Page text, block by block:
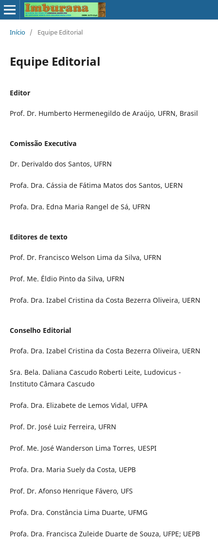
Início / Equipe Editorial
Equipe Editorial
Editor
Prof. Dr. Humberto Hermenegildo de Araújo, UFRN, Brasil
Comissão Executiva
Dr. Derivaldo dos Santos, UFRN
Profa. Dra. Cássia de Fátima Matos dos Santos, UERN
Profa. Dra. Edna Maria Rangel de Sá, UFRN
Editores de texto
Prof. Dr. Francisco Welson Lima da Silva, UFRN
Prof. Me. Éldio Pinto da Silva, UFRN
Profa. Dra. Izabel Cristina da Costa Bezerra Oliveira, UERN
Conselho Editorial
Profa. Dra. Izabel Cristina da Costa Bezerra Oliveira, UERN
Sra. Bela. Daliana Cascudo Roberti Leite, Ludovicus -
Instituto Câmara Cascudo
Profa. Dra. Elizabete de Lemos Vidal, UFPA
Prof. Dr. José Luiz Ferreira, UFRN
Prof. Me. José Wanderson Lima Torres, UESPI
Profa. Dra. Maria Suely da Costa, UEPB
Prof. Dr. Afonso Henrique Fávero, UFS
Profa. Dra. Constância Lima Duarte, UFMG
Profa. Dra. Francisca Zuleide Duarte de Souza, UFPE; UEPB